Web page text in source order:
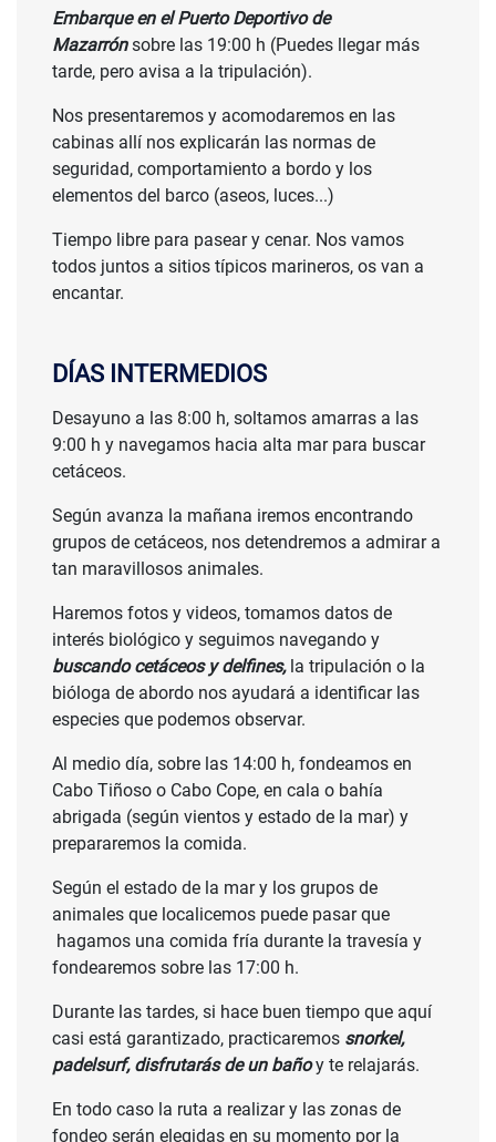
Embarque en el Puerto Deportivo de
Mazarrónsobre las 19:00 h (Puedes llegar más
tarde, pero avisa a la tripulación).
Nos presentaremos y acomodaremos en las
cabinas allí nos explicarán las normas de
seguridad, comportamiento a bordo y los
elementos del barco (aseos, luces...)
Tiempo libre para pasear y cenar. Nos vamos
todos juntos a sitios típicos marineros, os van a
encantar.
DÍAS INTERMEDIOS
Desayuno a las 8:00 h, soltamos amarras a las
9:00 h y navegamos hacia alta mar para buscar
cetáceos.
Según avanza la mañana iremos encontrando
grupos de cetáceos, nos detendremos a admirar a
tan maravillosos animales.
Haremos fotos y videos, tomamos datos de
interés biológico y seguimos navegando y
buscando cetáceos y delfines,la tripulación o la
bióloga de abordo nos ayudará a identificar las
especies que podemos observar.
Al medio día, sobre las 14:00 h, fondeamos en
Cabo Tiñoso o Cabo Cope, en cala o bahía
abrigada (según vientos y estado de la mar) y
prepararemos la comida.
Según el estado de la mar y los grupos de
animales que localicemos puede pasar que
hagamos una comida fría durante la travesía y
fondearemos sobre las 17:00 h.
Durante las tardes, si hace buen tiempo que aquí
casi está garantizado, practicaremos snorkel,
padelsurf, disfrutarás de un bañoy te relajarás.
En todo caso la ruta a realizar y las zonas de
fondeo serán elegidas en su momento por la